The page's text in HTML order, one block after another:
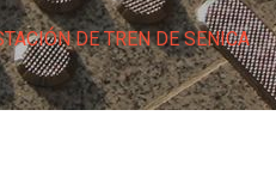
DE TREN DE SENICA